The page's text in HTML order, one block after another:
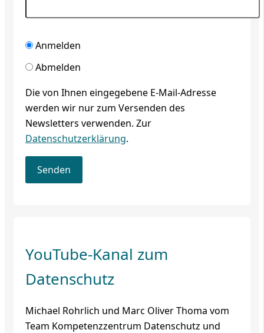
Anmelden
Abmelden
Die von Ihnen eingegebene E-Mail-Adresse
werden wir nur zum Versenden des
Newsletters verwenden. Zur
Datenschutzerklärung.
YouTube-Kanal zum
Datenschutz
Michael Rohrlich und Marc Oliver Thoma vom
Team Kompetenzzentrum Datenschutz und